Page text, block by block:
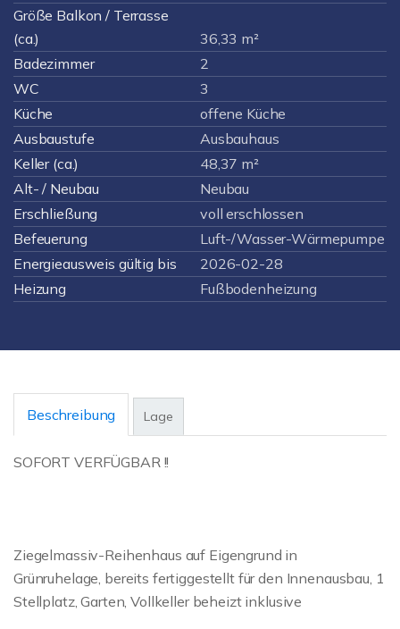
Größe Balkon / Terrasse
(ca.)
36,33 m²
Badezimmer
2
WC
3
Küche
offene Küche
Ausbaustufe
Ausbauhaus
Keller (ca.)
48,37 m²
Alt- / Neubau
Neubau
Erschließung
voll erschlossen
Befeuerung
Luft-/Wasser-Wärmepumpe
Energieausweis gültig bis
2026-02-28
Heizung
Fußbodenheizung
Beschreibung Lage
SOFORT VERFÜGBAR !!
Ziegelmassiv-Reihenhaus auf Eigengrund in
Grünruhelage, bereits fertiggestellt für den Innenausbau, 1
Stellplatz, Garten, Vollkeller beheizt inklusive